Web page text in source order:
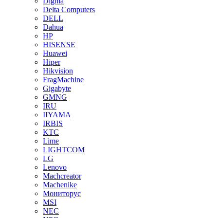
Delta Computers
DELL
Dahua
HP
HISENSE
Huawei
Hiper
Hikvision
FragMachine
Gigabyte
GMNG
IRU
IIYAMA
IRBIS
KTC
Lime
LIGHTCOM
LG
Lenovo
Machcreator
Machenike
Мониторус
MSI
NEC